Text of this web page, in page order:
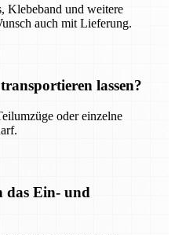
Klebeband und weitere
auch mit Lieferung.
lassen?
oder einzelne
das Ein- und